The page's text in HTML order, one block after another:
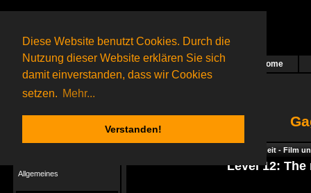
Diese Website benutzt Cookies. Durch die
Nutzung dieser Website erklären Sie sich
damit einverstanden, dass wir Cookies
setzen. Mehr...
Verstanden!
Das nächste Rätsel ist in Arbeit Home
12 Gagolganeronline(0 registrierte und 12 Gäste)
Gagolganer:
9732Rätsel online:
Allgemeines
Hobby & Freizeit - Film
Level 12: